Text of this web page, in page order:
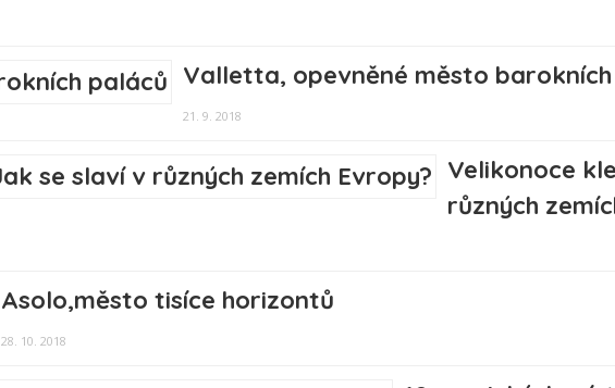
Valletta, opevněné město
21. 9. 2018
Velikonoce
různých
Asolo,město tisíce horizontů
28. 10. 2018